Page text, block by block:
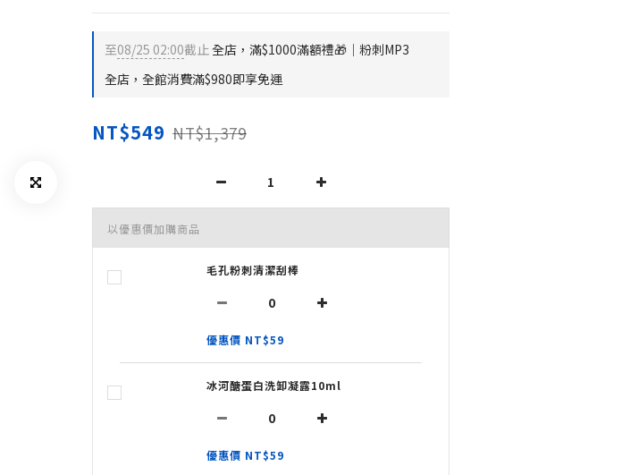
至08/25 02:00截止全店，滿$1000滿額禮🎁│粉刺MP3
全店，全館消費滿$980即享免運
NT$549 NT$1,379
以優惠價加購商品
毛孔粉刺清潔刮棒
優惠價 NT$59
冰河醣蛋白洗卸凝露10ml
優惠價 NT$59